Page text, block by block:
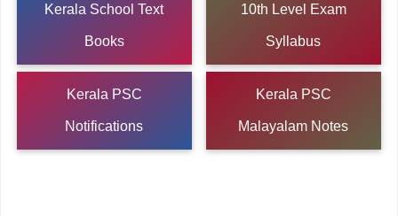
Kerala School Text
Books
10th Level Exam
Syllabus
Kerala PSC
Notifications
Kerala PSC
Malayalam Notes